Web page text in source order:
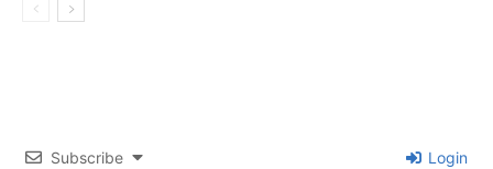
Subscribe Login